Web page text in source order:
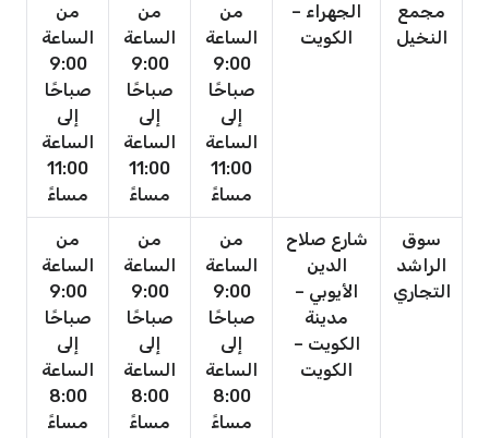
مجمع
النخيل
الجهراء –
الكويت
من
الساعة
9:00
صباحًا
إلى
الساعة
11:00
مساءً
من
الساعة
9:00
صباحًا
إلى
الساعة
11:00
مساءً
من
الساعة
9:00
صباحًا
إلى
الساعة
11:00
مساءً
سوق
الراشد
التجاري
شارع صلاح
الدين
الأيوبي –
مدينة
الكويت –
الكويت
من
الساعة
9:00
صباحًا
إلى
الساعة
8:00
مساءً
من
الساعة
9:00
صباحًا
إلى
الساعة
8:00
مساءً
من
الساعة
9:00
صباحًا
إلى
الساعة
8:00
مساءً